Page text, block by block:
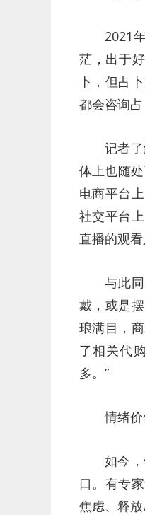
2021
茫，出于
卜，但占
都会咨询
记者
体上也随
电商平台
社交平台
直播的观
与此
戴，或是
琅满目，
了相关代
多。”
情绪
如今
口。有专
焦虑、释